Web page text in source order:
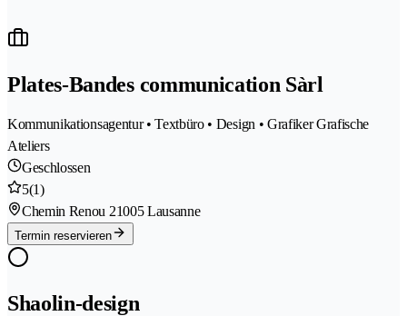
Plates-Bandes communication Sàrl
Kommunikationsagentur • Textbüro • Design • Grafiker Grafische
Ateliers
Geschlossen
5(1)
Chemin Renou 21005 Lausanne
Termin reservieren
Shaolin-design